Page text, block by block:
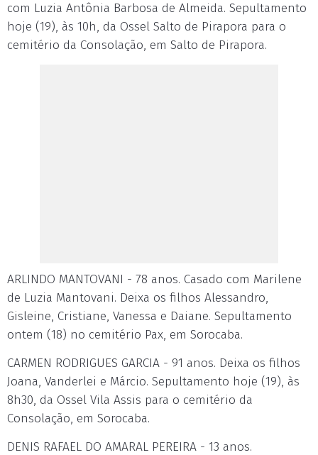
com Luzia Antônia Barbosa de Almeida. Sepultamento
hoje (19), às 10h, da Ossel Salto de Pirapora para o
cemitério da Consolação, em Salto de Pirapora.
ARLINDO MANTOVANI - 78 anos. Casado com Marilene
de Luzia Mantovani. Deixa os filhos Alessandro,
Gisleine, Cristiane, Vanessa e Daiane. Sepultamento
ontem (18) no cemitério Pax, em Sorocaba.
CARMEN RODRIGUES GARCIA - 91 anos. Deixa os filhos
Joana, Vanderlei e Márcio. Sepultamento hoje (19), às
8h30, da Ossel Vila Assis para o cemitério da
Consolação, em Sorocaba.
DENIS RAFAEL DO AMARAL PEREIRA - 13 anos.